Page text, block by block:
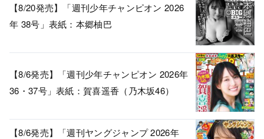
【8/20発売】「週刊少年チャンピオン 2026
年 38号」表紙：本郷柚巴
【8/6発売】「週刊少年チャンピオン 2026年
36・37号」表紙：賀喜遥香（乃木坂46）
【8/6発売】「週刊ヤングジャンプ 2026年